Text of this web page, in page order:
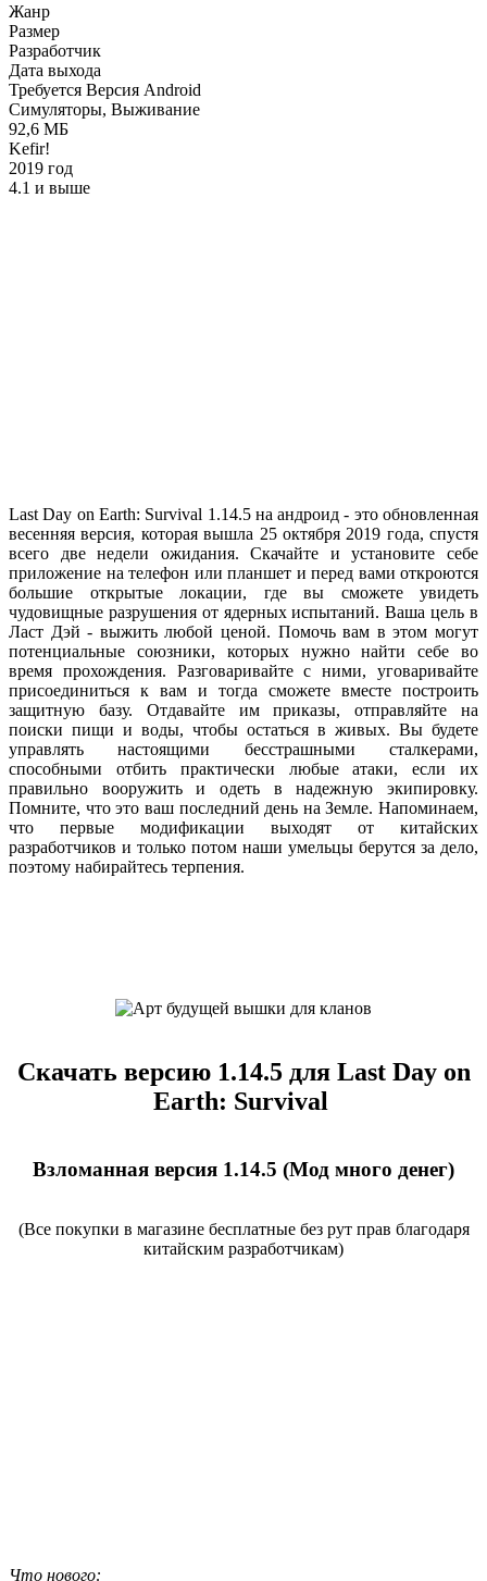
Жанр
Размер
Разработчик
Дата выхода
Требуется Версия Android
Симуляторы, Выживание
92,6 МБ
Kefir!
2019 год
4.1 и выше
Last Day on Earth: Survival 1.14.5 на андроид - это обновленная
весенняя версия, которая вышла 25 октября 2019 года, спустя
всего две недели ожидания. Скачайте и установите себе
приложение на телефон или планшет и перед вами откроются
большие открытые локации, где вы сможете увидеть
чудовищные разрушения от ядерных испытаний. Ваша цель в
Ласт Дэй - выжить любой ценой. Помочь вам в этом могут
потенциальные союзники, которых нужно найти себе во
время прохождения. Разговаривайте с ними, уговаривайте
присоединиться к вам и тогда сможете вместе построить
защитную базу. Отдавайте им приказы, отправляйте на
поиски пищи и воды, чтобы остаться в живых. Вы будете
управлять настоящими бесстрашными сталкерами,
способными отбить практически любые атаки, если их
правильно вооружить и одеть в надежную экипировку.
Помните, что это ваш последний день на Земле. Напоминаем,
что первые модификации выходят от китайских
разработчиков и только потом наши умельцы берутся за дело,
поэтому набирайтесь терпения.
Скачать версию 1.14.5 для Last Day on
Earth: Survival
Взломанная версия 1.14.5 (Мод много денег)
(Все покупки в магазине бесплатные без рут прав благодаря
китайским разработчикам)
Что нового: